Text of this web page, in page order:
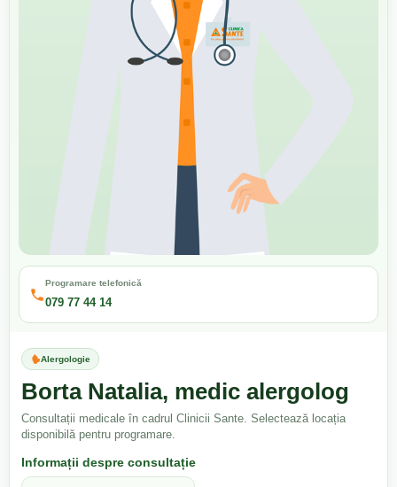
Programare telefonică
079 77 44 14
Alergologie
Borta Natalia, medic alergolog
Consultații medicale în cadrul Clinicii Sante. Selectează locația
disponibilă pentru programare.
Informații despre consultație